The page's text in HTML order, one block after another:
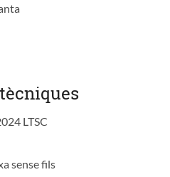
LTSC
sense fils